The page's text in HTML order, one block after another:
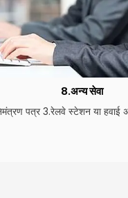
8.अन्य सेवा
पत्र 3.रेलवे स्टेशन या